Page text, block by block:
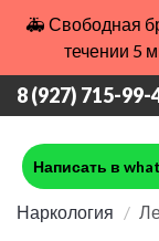
🚑 Свободная
течении 5
8 (927) 715-99-
Написать в
Наркология